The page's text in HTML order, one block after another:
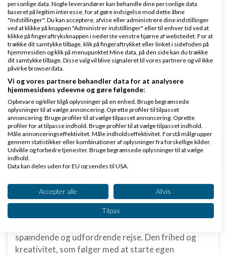
Køb en virksomhed
Køb en virksomhed med
kunder og omsætning hos Saxis
www.saxis.dk
Dinero Regnskabsprogram
Opret nemt og hurtigt fakturaer
Lav gratis bruger på Dinero i dag
www.dinero.dk
Nye ekspertblog-indlæg om Start af virksomhed
afMikkel Birlø|3.491 visninger|2 kommentarer
spændende og udfordrende rejse. Den frihed og
kreativitet, som følger med at starte egen
personlige data. Nogle leverandører kan behandle dine personlige data
baseret på legitim interesse, for at gøre indsigelse mod dette åbne
"Indstillinger". Du kan acceptere, afvise eller administrere dine indstillinger
ved at klikke på knappen "Administrer indstillinger" eller til enhver tid ved at
klikke på fingeraftryksknappen i nederste venstre hjørne af webstedet. For at
trække dit samtykke tilbage, klik på fingeraftrykket eller linket i sidefoden på
hjemmesiden og klik på menupunktet Mine data, på den side kan du trække
dit samtykke tilbage. Disse valg vil blive signaleret til vores partnere og vil ikke
påvirke browserdata.
Vi og vores partnere behandler data for at analysere
hjemmesidens ydeevne og gøre følgende:
Opbevare og/eller tilgå oplysninger på en enhed. Bruge begrænsede
oplysninger til at vælge annoncering. Oprette profiler til tilpasset
annoncering. Bruge profiler til at vælge tilpasset annoncering. Oprette
profiler for at tilpasse indhold. Bruge profiler til at vælge tilpasset indhold.
Måle annonceringseffektivitet. Måle indholdseffektivitet. Forstå målgrupper
gennem statistikker eller kombinationer af oplysninger fra forskellige kilder.
Udvikle og forbedre tjenester. Bruge begrænsede oplysninger til at vælge
indhold.
Data kan deles uden for EU og sendes til USA.
Se partnerliste (2 IAB-leverandører)
Vi bruger dine data til følgende formål:
IAB's behandlingsformål:
Opbevare og/eller tilgå oplysninger på en
enhed
Accepter alle Afvis
Tilpas